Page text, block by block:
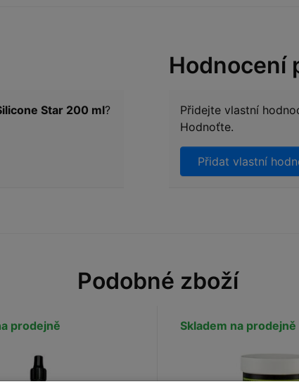
Star 200 ml?
Hodnocení
Přidejte vlastní
Hodnoťte.
Přidat vlastní
Podobné zboží
prodejně Skladem na prodejně